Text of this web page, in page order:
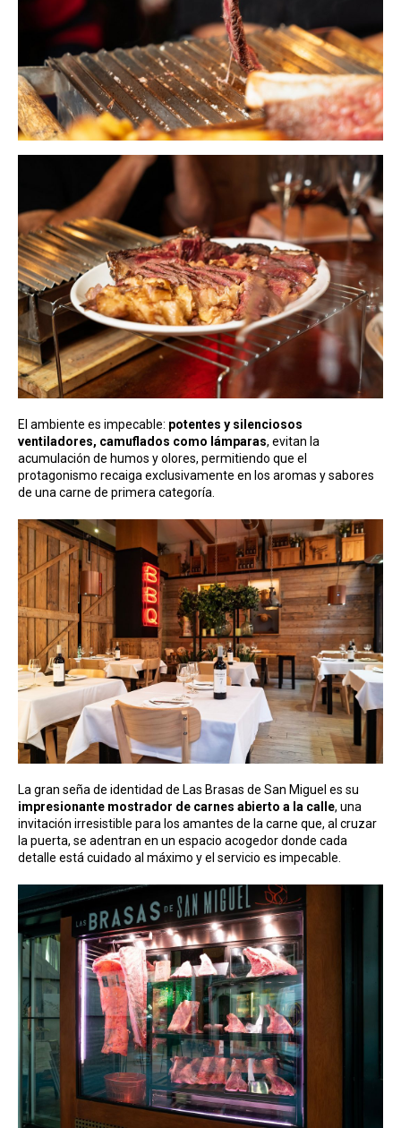
El ambiente es impecable: potentes y silenciosos
ventiladores, camuflados como lámparas, evitan la
acumulación de humos y olores, permitiendo que el
protagonismo recaiga exclusivamente en los aromas y sabores
de una carne de primera categoría.
La gran seña de identidad de Las Brasas de San Miguel es su
impresionante mostrador de carnes abierto a la calle, una
invitación irresistible para los amantes de la carne que, al cruzar
la puerta, se adentran en un espacio acogedor donde cada
detalle está cuidado al máximo y el servicio es impecable.